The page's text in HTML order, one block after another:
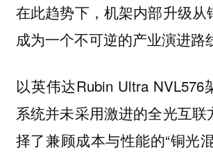
在此趋势下，机架内部升级从
成为一个不可逆的产业演进路
以英伟达Rubin Ultra NVL576
系统并未采用激进的全光互联
择了兼顾成本与性能的“铜光